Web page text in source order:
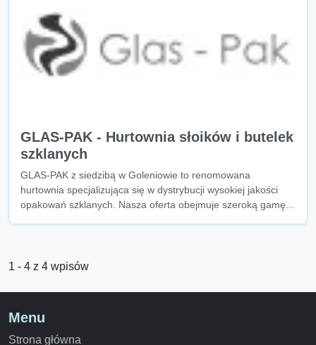
GLAS-PAK - Hurtownia słoików i butelek
szklanych
GLAS-PAK z siedzibą w Goleniowie to renomowana
hurtownia specjalizująca się w dystrybucji wysokiej jakości
opakowań szklanych. Nasza oferta obejmuje szeroką gamę...
1 - 4 z 4 wpisów
Menu
Strona główna